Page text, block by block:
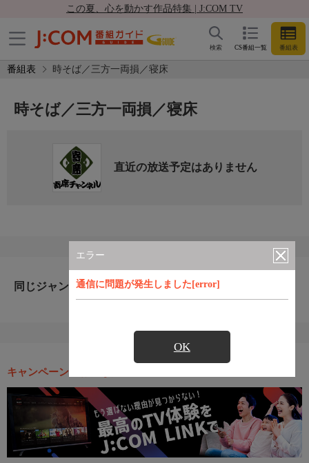
この夏、心を動かす作品特集 | J:COM TV
CS番組一覧 番組表
検索
番組表 時そば／三方一両損／寝床
エラー
通信に問題が発生しました[error]
OK
時そば／三方一両損／寝床
直近の放送予定はありません
同じジャンルのおすすめ番組
キャンペーン・お得な情報